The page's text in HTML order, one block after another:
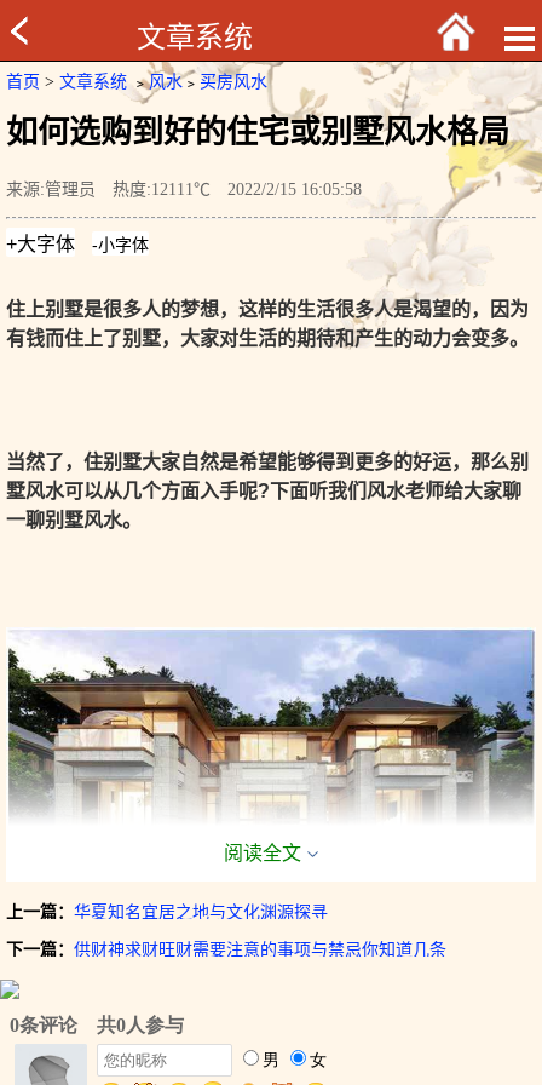
文章系统
首页 > 文章系统 ﹥风水﹥ 买房风水
如何选购到好的住宅或别墅风水格局
来源:管理员 热度:12111℃ 2022/2/15 16:05:58
住上别墅是很多人的梦想，这样的生活很多人是渴望的，因为
有钱而住上了别墅，大家对生活的期待和产生的动力会变多。
当然了，住别墅大家自然是希望能够得到更多的好运，那么别
墅风水可以从几个方面入手呢?下面听我们风水老师给大家聊
一聊别墅风水。
别墅宜前有水后有山
别墅风水好的一个表现是有山有水，这样的别墅会有很不
阅读全文
上一篇： 华夏知名宜居之地与文化渊源探寻
下一篇： 供财神求财旺财需要注意的事项与禁忌你知道几条